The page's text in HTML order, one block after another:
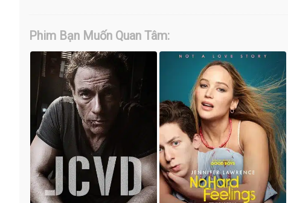
Phim Bạn Muốn Quan Tâm: